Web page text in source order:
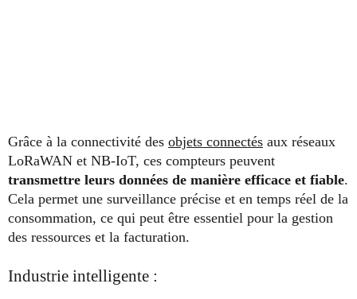
Grâce à la connectivité des objets connectés aux réseaux
LoRaWAN et NB-IoT, ces compteurs peuvent
transmettre leurs données de manière efficace et fiable.
Cela permet une surveillance précise et en temps réel de la
consommation, ce qui peut être essentiel pour la gestion
des ressources et la facturation.
Industrie intelligente :